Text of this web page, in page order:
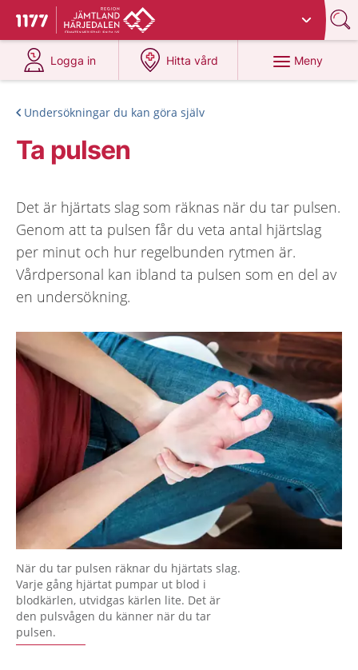
Till startsidan för 1177
Du har valt region
Logga in
på 1177.se
Hitta vård
på 1177.se
Meny
Undersökningar du kan göra själv
Ta pulsen
Det är hjärtats slag som räknas när du tar pulsen.
Genom att ta pulsen får du veta antal hjärtslag
per minut och hur regelbunden rytmen är.
Vårdpersonal kan ibland ta pulsen som en del av
en undersökning.
När du tar pulsen räknar du hjärtats slag.
Varje gång hjärtat pumpar ut blod i
blodkärlen, utvidgas kärlen lite. Det är
den pulsvågen du känner när du tar
pulsen.